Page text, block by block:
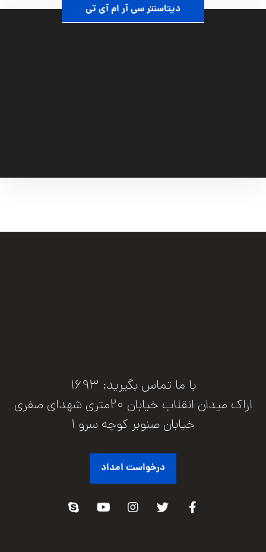
دیتاسنتر سی آر ام آی تی
با ما تماس بگیرید: 1693
اراک میدان انقلاب خیابان 20متری شهدای صفری
خیابان صنوبر کوچه سرو 1
درخواست امداد